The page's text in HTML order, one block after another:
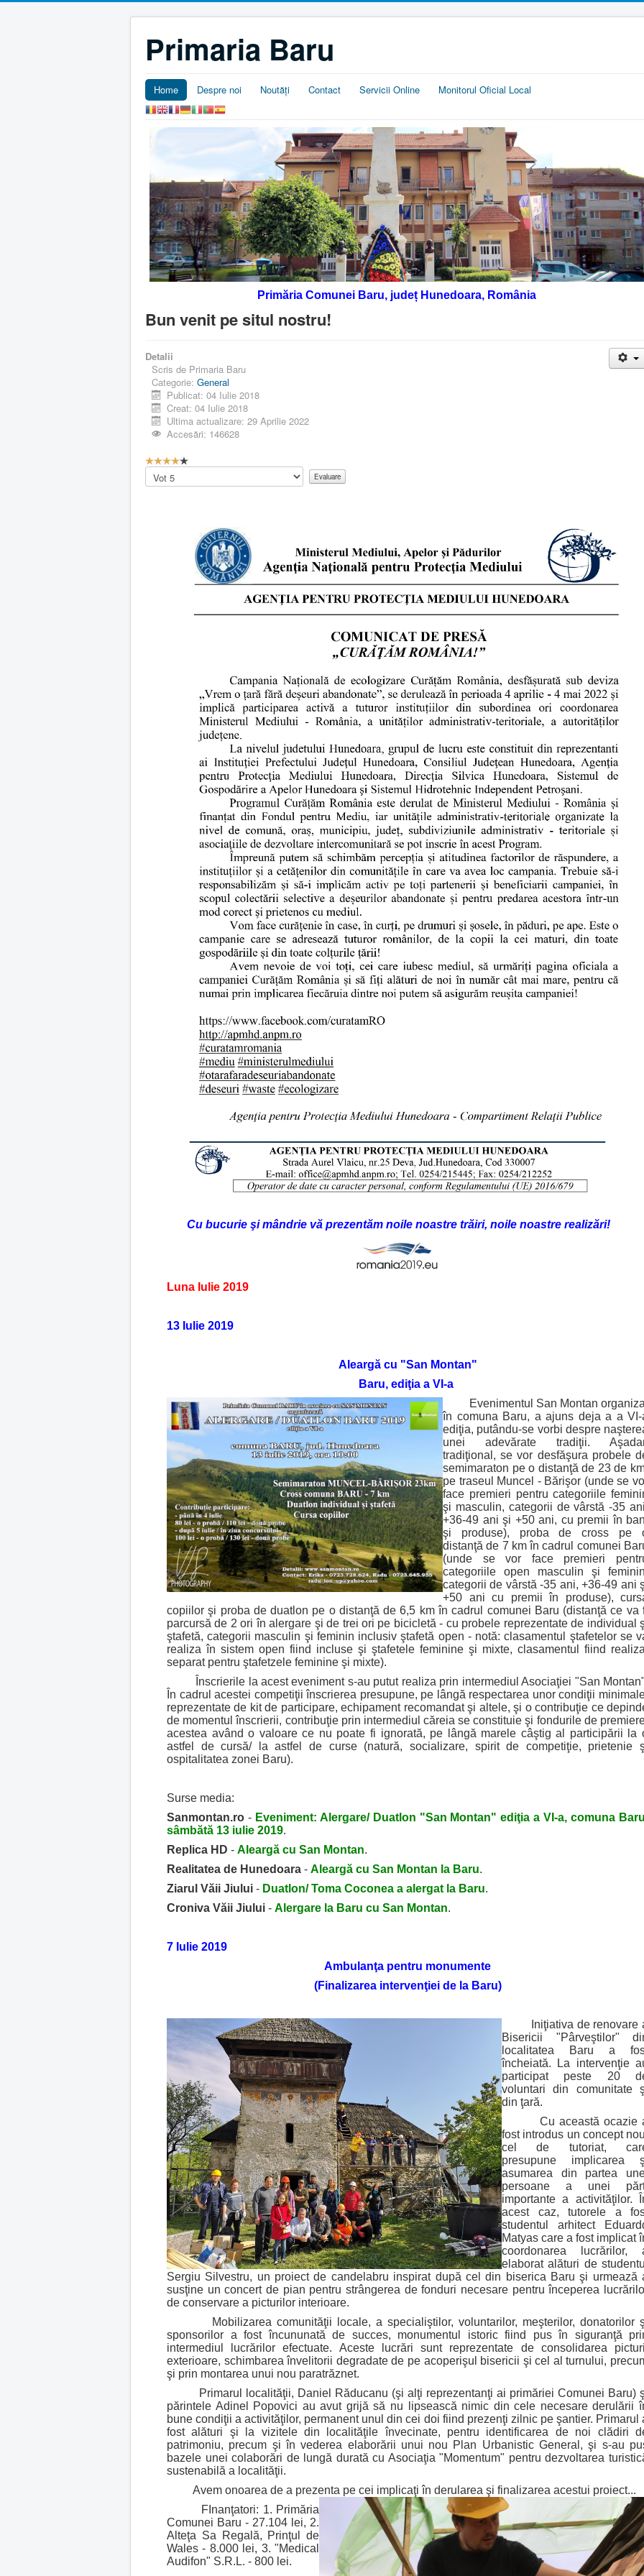
Primaria Baru
Home Despre noi Noutăţi Contact Servicii Online Monitorul Oficial Local
Primăria Comunei Baru, județ Hunedoara, România
Bun venit pe situl nostru!
Detalii
Scris de Primaria Baru
Categorie: General
Publicat: 04 Iulie 2018
Creat: 04 Iulie 2018
Ultima actualizare: 29 Aprilie 2022
Accesări: 146628
E
v
a
Vă
rugăm
Cu bucurie şi mândrie vă prezentăm noile noastre trăiri, noile noastre realizări!
Luna Iulie 2019
13 Iulie 2019
Aleargă cu "San Montan"
Baru, ediţia a VI-a
Evenimentul San Montan
în comuna Baru, a ajuns deja a a VI-
ediţia, putându-se vorbi despre
unei adevărate tradiţii.
tradiţional, se vor desfăşura probele
semimaraton pe o distanţă de 23 de
pe traseul Muncel - Bărişor (unde se
face premieri pentru categoriile
şi masculin, categorii de vârstă -35
+36-49 ani şi +50 ani, cu premii în
şi produse), proba de cross pe
distanţă de 7 km în cadrul comunei
(unde se vor face premieri
categoriile open masculin şi
categorii de vârstă -35 ani, +36-49 ani
+50 ani cu premii în produse),
copiilor şi proba de duatlon pe o distanţă de 6,5 km în cadrul comunei Baru (distanţă ce va
parcursă de 2 ori în alergare şi de trei ori pe bicicletă - cu probele reprezentate de individual
ştafetă, categorii masculin şi feminin inclusiv ştafetă open - notă: clasamentul ştafetelor se
realiza în sistem open fiind incluse şi ştafetele feminine şi mixte, clasamentul fiind
separat pentru ştafetzele feminine şi mixte).
Înscrierile la acest eveniment s-au putut realiza prin intermediul Asociaţiei "San
În cadrul acestei competiţii înscrierea presupune, pe lângă respectarea unor condiţii
reprezentate de kit de participare, echipament recomandat şi altele, şi o contribuţie ce
de momentul înscrierii, contribuţie prin intermediul căreia se constituie şi fondurile de
acestea având o valoare ce nu poate fi ignorată, pe lângă marele câştig al participării la
astfel de cursă/ la astfel de curse (natură, socializare, spirit de competiţie, prietenie
ospitalitatea zonei Baru).
Surse media:
Sanmontan.ro - Eveniment: Alergare/ Duatlon "San Montan" ediţia a VI-a, comuna
sâmbătă 13 iulie 2019.
Replica HD - Aleargă cu San Montan.
Realitatea de Hunedoara - Aleargă cu San Montan la Baru.
Ziarul Văii Jiului - Duatlon/ Toma Coconea a alergat la Baru.
Croniva Văii Jiului - Alergare la Baru cu San Montan.
7 Iulie 2019
Ambulanţa pentru monumente
(Finalizarea intervenţiei de la Baru)
Iniţiativa de renovare
Bisericii "Pârveştilor"
localitatea Baru a
încheiată. La intervenţie
participat peste 20
voluntari din comunitate
din ţară.
Cu această ocazie
fost introdus un concept
cel de tutoriat,
presupune implicarea
asumarea din partea
persoane a unei
importante a activităţilor.
acest caz, tutorele a
studentul arhitect
Matyas care a fost implicat
coordonarea lucrărilor,
elaborat alături de studentul
Sergiu Silvestru, un proiect de candelabru inspirat după cel din biserica Baru şi urmează
susţine un concert de pian pentru strângerea de fonduri necesare pentru începerea
de conservare a picturilor interioare.
Mobilizarea comunităţii locale, a specialiştilor, voluntarilor, meşterilor, donatorilor
sponsorilor a fost încununată de succes, monumentul istoric fiind pus în siguranţă
intermediul lucrărilor efectuate. Aceste lucrări sunt reprezentate de consolidarea
exterioare, schimbarea învelitorii degradate de pe acoperişul bisericii şi cel al turnului,
şi prin montarea unui nou paratrăznet.
Primarul localităţii, Daniel Răducanu (şi alţi reprezentanţi ai primăriei Comunei Baru)
părintele Adinel Popovici au avut grijă să nu lipsească nimic din cele necesare derulării
bune condiţii a activităţilor, permanent unul din cei doi fiind prezenţi zilnic pe şantier. Primarul
fost alături şi la vizitele din localităţile învecinate, pentru identificarea de noi clădiri
patrimoniu, precum şi în vederea elaborării unui nou Plan Urbanistic General, şi s-au
bazele unei colaborări de lungă durată cu Asociaţia "Momentum" pentru dezvoltarea
sustenabilă a localităţii.
Avem onoarea de a prezenta pe cei implicaţi în derularea şi finalizarea acestui proiect...
FInanţatori: 1. Primăria
Comunei Baru - 27.104 lei, 2.
Alteţa Sa Regală, Prinţul de
Wales - 8.000 lei, 3. "Medical
Audifon" S.R.L. - 800 lei.